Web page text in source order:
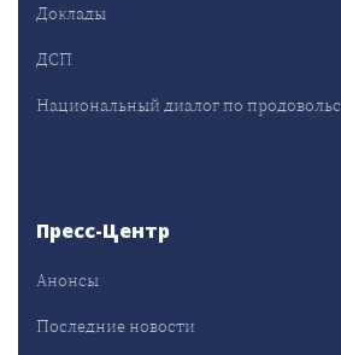
Доклады
ДСП
Национальный диалог по
Пресс-Центр
Анонсы
Последние новости